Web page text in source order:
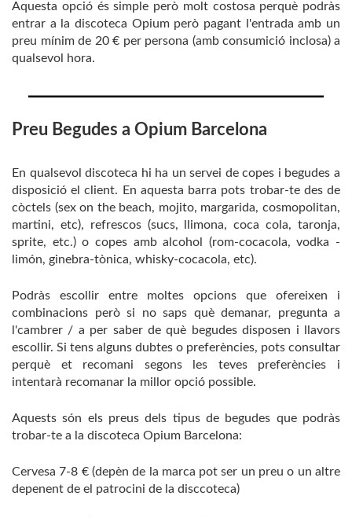
Aquesta opció és simple però molt costosa perquè podràs
entrar a la discoteca Opium però pagant l'entrada amb un
preu mínim de 20 € per persona (amb consumició inclosa) a
qualsevol hora.
Preu Begudes a Opium Barcelona
En qualsevol discoteca hi ha un servei de copes i begudes a
disposició el client. En aquesta barra pots trobar-te des de
còctels (sex on the beach, mojito, margarida, cosmopolitan,
martini, etc), refrescos (sucs, llimona, coca cola, taronja,
sprite, etc.) o copes amb alcohol (rom-cocacola, vodka -
limón, ginebra-tònica, whisky-cocacola, etc).
Podràs escollir entre moltes opcions que ofereixen i
combinacions però si no saps què demanar, pregunta a
l'cambrer / a per saber de què begudes disposen i llavors
escollir. Si tens alguns dubtes o preferències, pots consultar
perquè et recomani segons les teves preferències i
intentarà recomanar la millor opció possible.
Aquests són els preus dels tipus de begudes que podràs
trobar-te a la discoteca Opium Barcelona:
Cervesa 7-8 € (depèn de la marca pot ser un preu o un altre
depenent de el patrocini de la disccoteca)